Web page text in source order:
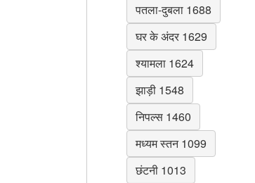
पतला-दुबला 1688
घर के अंदर 1629
श्यामला 1624
झाड़ी 1548
निपल्स 1460
मध्यम स्तन 1099
छंटनी 1013